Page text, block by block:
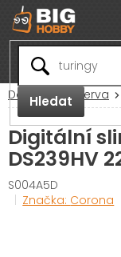
Přejít
na
obsah
Hledat
Domů RC Serva
Digitální
DS239HV
S004A5D
Značka: Corona